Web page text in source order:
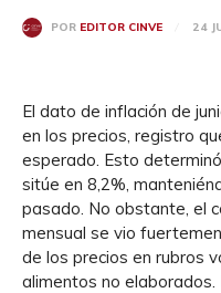
POR EDITOR CINVE 24
El dato de inflación de
en los precios, registro
esperado. Esto
sitúe en 8,2%,
pasado. No obstante, el
mensual se vio
de los precios en rubros
alimentos no